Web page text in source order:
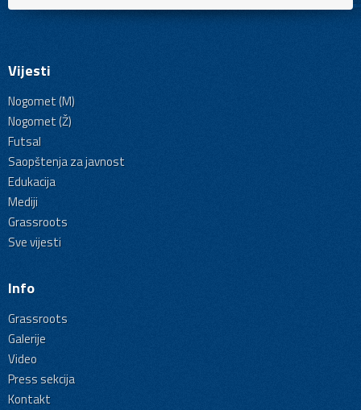
Vijesti
Nogomet (M)
Nogomet (Ž)
Futsal
Saopštenja za javnost
Edukacija
Mediji
Grassroots
Sve vijesti
Info
Grassroots
Galerije
Video
Press sekcija
Kontakt